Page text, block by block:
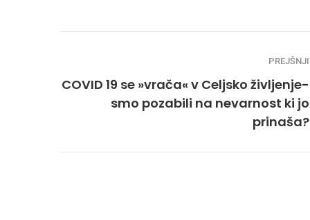
PREJŠNJI
COVID 19 se »vrača« v Celjsko življenje-
smo pozabili na nevarnost ki jo
prinaša?